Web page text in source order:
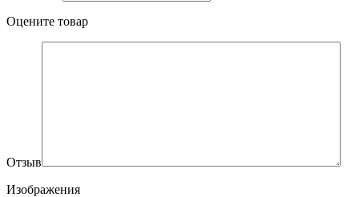
Оцените товар
Отзыв
Изображения